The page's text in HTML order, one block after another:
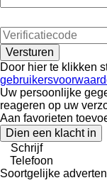
Door hier te klikken
Uw persoonlijke
reageren op uw
Aan favorieten
Dien een klacht in
Schrijf
Telefoon
Soortgelijke